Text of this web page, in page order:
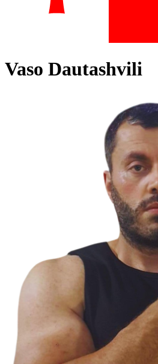
Vaso Dautashvili